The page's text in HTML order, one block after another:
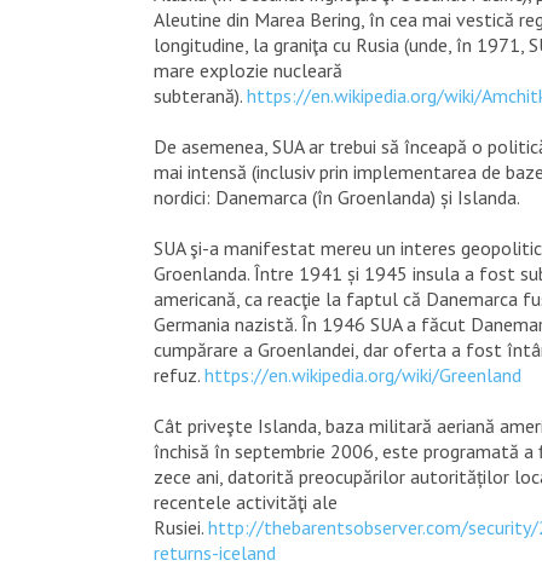
Aleutine din Marea Bering, în cea mai vestică
longitudine, la graniţa cu Rusia (unde, în 1971,
mare explozie nucleară
subterană). https://en.wikipedia.org/wiki/
De asemenea, SUA ar trebui să înceapă o
mai intensă (inclusiv prin implementarea de
nordici: Danemarca (în Groenlanda) și Islanda.
SUA şi-a manifestat mereu un interes
Groenlanda. Între 1941 și 1945 insula a fost
americană, ca reacţie la faptul că Danemarca
Germania nazistă. În 1946 SUA a făcut
cumpărare a Groenlandei, dar oferta a fost
refuz. https://en.wikipedia.org/wiki/Greenland
Cât priveşte Islanda, baza militară aeriană
închisă în septembrie 2006, este programată a
zece ani, datorită preocupărilor autorităților
recentele activităţi ale
Rusiei. http://thebarentsobserver.com/
returns-iceland